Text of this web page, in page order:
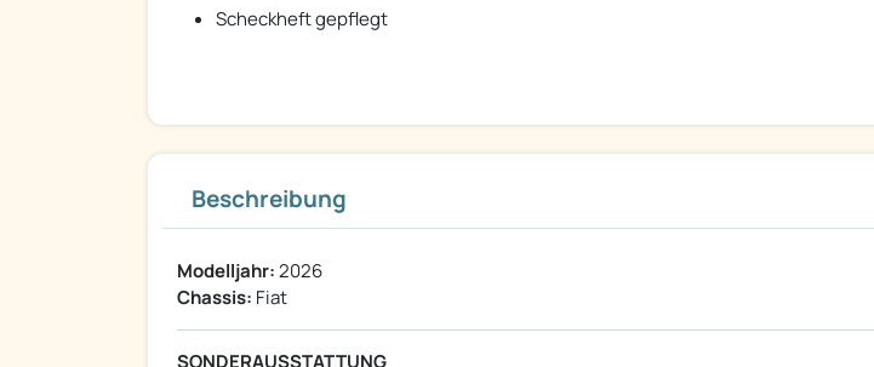
Scheckheft gepflegt
Beschreibung
Modelljahr:2026
Chassis: Fiat
SONDERAUSSTATTUNG